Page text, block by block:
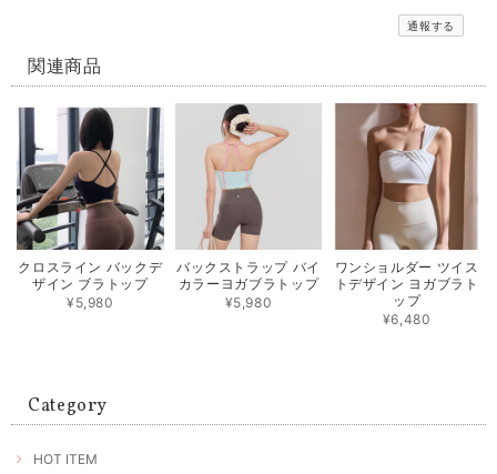
通報する
関連商品
クロスライン バックデ
ザイン ブラトップ
¥5,980
バックストラップ バイ
カラーヨガブラトップ
¥5,980
ワンショルダー ツイス
トデザイン ヨガブラト
ップ
¥6,480
Category
HOT ITEM